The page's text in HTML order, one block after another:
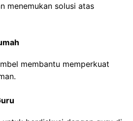
menemukan solusi atas
membantu memperkuat